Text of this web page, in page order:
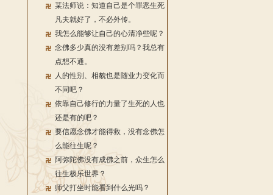
某法师说：知道自己是个罪恶生死
凡夫就好了，不必外传。
我怎么能够让自己的心清净些呢？
念佛多少真的没有差别吗？我总有
点想不通。
人的性别、相貌也是随业力变化而
不同吧？
依靠自己修行的力量了生死的人也
还是有的吧？
要信愿念佛才能得救，没有念佛怎
么能往生呢？
阿弥陀佛没有成佛之前，众生怎么
往生极乐世界？
师父打坐时能看到什么光吗？